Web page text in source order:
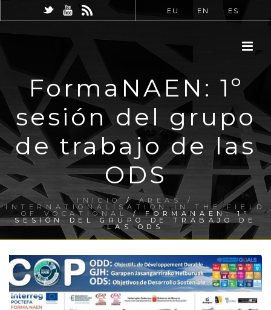
EU EN ES
FormaNAEN: 1º
sesión del grupo
de trabajo de las
ODS
INICIO /AREAS /
INTERNATIONALISATION IN THE FIELD
OF VOCATIONAL/ FORMANAEN: 1º
SESIÓN DEL GRUPO DE TRABAJO DE
LAS ODS